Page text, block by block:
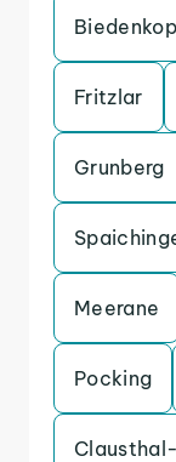
Fritzlar
Grunberg
Meerane
Pocking